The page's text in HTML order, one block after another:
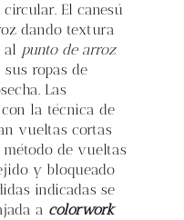
El canesú
dando textura
al punto de arroz
ropas de
Las
la técnica de
vueltas cortas
método de vueltas
y bloqueado
indicadas se
a colorwork